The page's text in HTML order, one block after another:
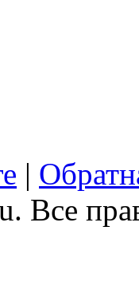
|
Все